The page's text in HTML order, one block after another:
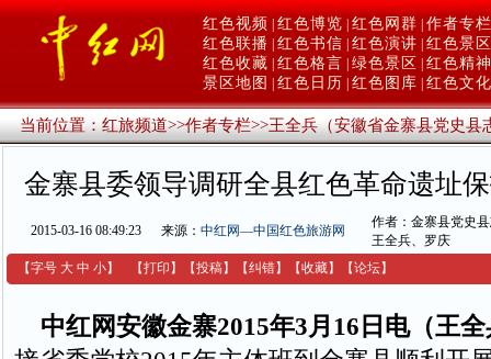
红色视频 红色博览 红色网群 作者专栏
红色联播 红色书信 红色演讲 红色景区
红色收藏 红色格言 绿色景区
红色精神
景区地图
红色日历 红色图库 红色文化
当前位置：红旅频道>>作者专栏>>王全兵（安徽省金寨县党史县
金寨县委领导调研全县红色革命遗址
2015-03-16 08:49:23 来源： 中红网—中国红色旅游网
作者：金寨县党史
王全兵、罗庆
【字号 大 中 小】 【打印 】 【投稿】 【纠错】 【收藏】 【论坛】
中红网安徽金寨2015年3月16日电（王